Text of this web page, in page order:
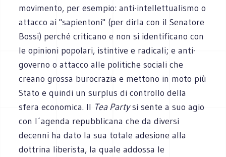
movimento, per esempio: anti-intellettualismo o
attacco ai "sapientoni" (per dirla con il Senatore
Bossi) perché criticano e non si identificano con
le opinioni popolari, istintive e radicali; e anti-
governo o attacco alle politiche sociali che
creano grossa burocrazia e mettono in moto più
Stato e quindi un surplus di controllo della
sfera economica. Il Tea Partysi sente a suo agio
con l´agenda repubblicana che da diversi
decenni ha dato la sua totale adesione alla
dottrina liberista, la quale addossa le